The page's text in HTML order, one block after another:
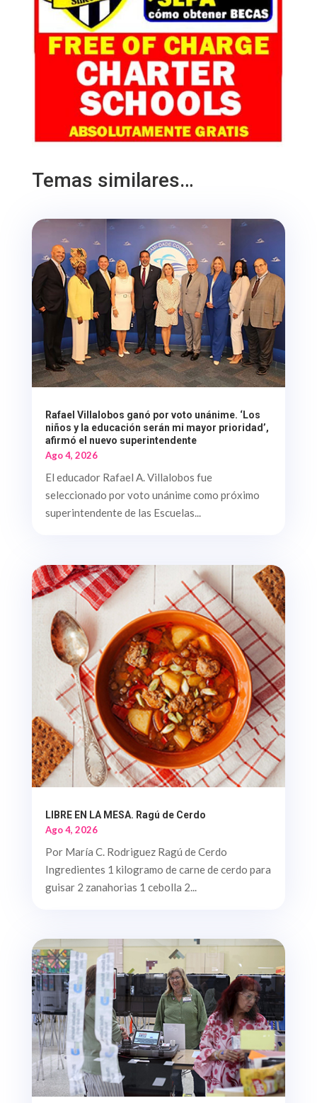
Temas similares…
Rafael Villalobos ganó por voto unánime. ‘Los
niños y la educación serán mi mayor prioridad’,
afirmó el nuevo superintendente
Ago 4, 2026
El educador Rafael A. Villalobos fue
seleccionado por voto unánime como próximo
superintendente de las Escuelas...
LIBRE EN LA MESA. Ragú de Cerdo
Ago 4, 2026
Por María C. Rodriguez Ragú de Cerdo
Ingredientes 1 kilogramo de carne de cerdo para
guisar 2 zanahorias 1 cebolla 2...